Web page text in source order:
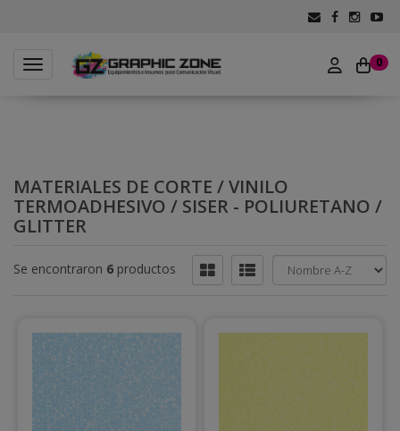
0
Toggle navigation
MATERIALES DE CORTE /VINILO
TERMOADHESIVO / SISER - POLIURETANO /
GLITTER
Se encontraron 6 productos